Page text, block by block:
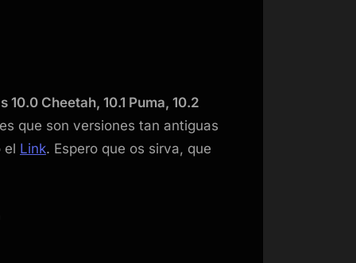
Cheetah, 10.1 Puma, 10.2
que son versiones tan antiguas
el Link. Espero que os sirva, que